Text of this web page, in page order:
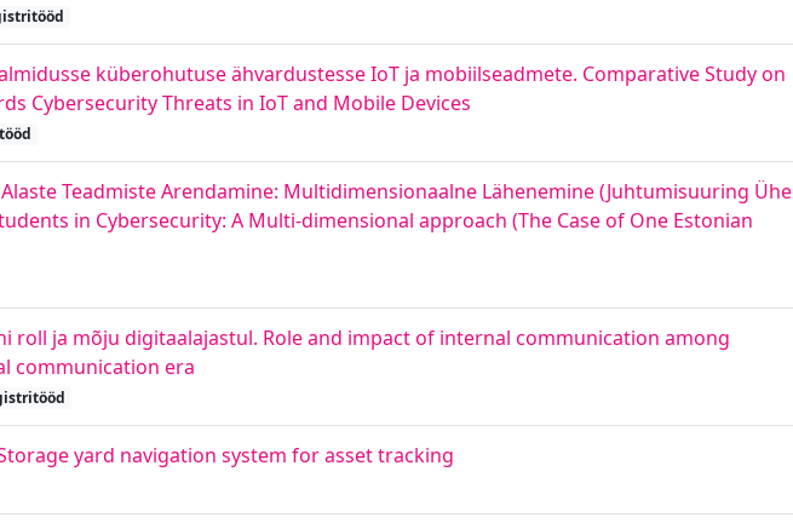
küberohutuse ähvardustesse IoT ja mobiilseadmete. Comparative Study on
Cybersecurity Threats in IoT and Mobile Devices
Teadmiste Arendamine: Multidimensionaalne Lähenemine (Juhtumisuuring Ühe
in Cybersecurity: A Multi-dimensional approach (The Case of One Estonian
roll ja mõju digitaalajastul. Role and impact of internal communication among
communication era
yard navigation system for asset tracking